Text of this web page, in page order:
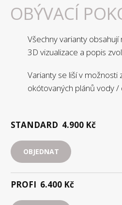
OBÝVACÍ
Všechny varianty obsahují
3D vizualizace a popis
Varianty se liší v možnosti
okótovaných plánů vody /
STANDARD 4.900 Kč
OBJEDNAT
PROFI 6.400 Kč